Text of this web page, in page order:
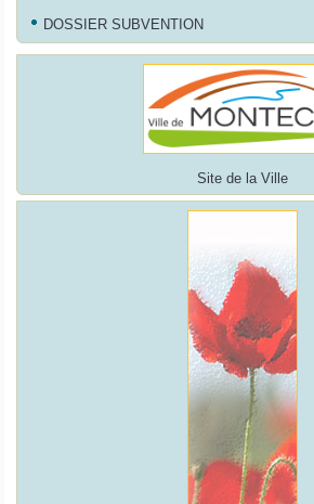
DOSSIER SUBVENTION
Site de la Ville